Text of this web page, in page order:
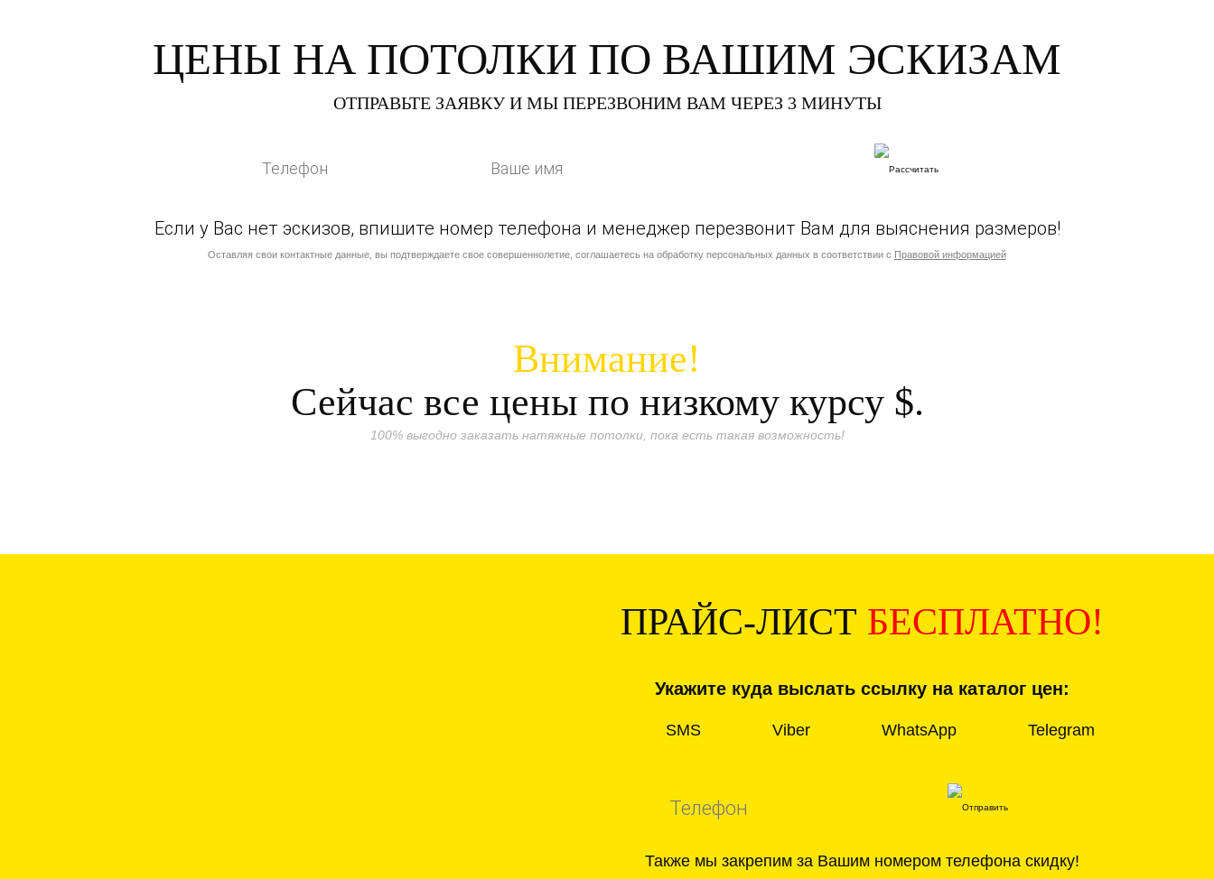
ЦЕНЫ НА ПОТОЛКИ ПО ВАШИМ ЭСКИЗАМ
ОТПРАВЬТЕ ЗАЯВКУ И МЫ ПЕРЕЗВОНИМ ВАМ ЧЕРЕЗ 3 МИНУТЫ
Если у Вас нет эскизов, впишите номер телефона и менеджер перезвонит Вам для выяснения размеров!
Оставляя свои контактные данные, вы подтверждаете свое совершеннолетие, соглашаетесь на обработку персональных данных в соответствии с Правовой информацией
Внимание!
Сейчас все цены по низкому курсу $.
100% выгодно заказать натяжные потолки, пока есть такая возможность!
ПРАЙС-ЛИСТ БЕСПЛАТНО!
Укажите куда выслать ссылку на каталог цен:
SMS Viber WhatsApp Telegram
Также мы закрепим за Вашим номером телефона скидку!